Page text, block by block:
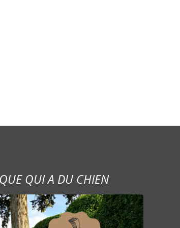
QUI A DU CHIEN